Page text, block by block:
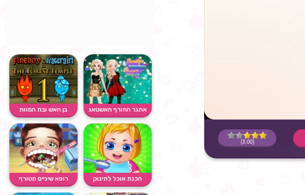
(3.00)
אתגר החורף האשטאג
יופי
בן האש ובת המוות
הכנת אוכל לתינוק רופא שיניים מטורף